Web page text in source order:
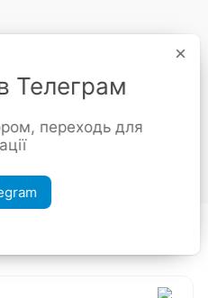
від mono
знижки
Телеграм
переходь для
×